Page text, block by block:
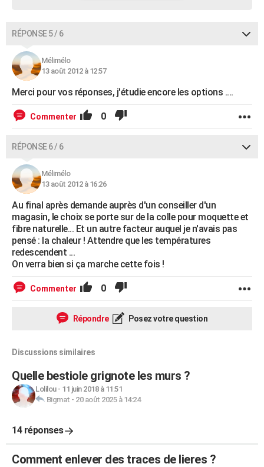
RÉPONSE 5 / 6
Mélimélo
13 août 2012 à 12:57
Merci pour vos réponses, j'étudie encore les options ....
Commenter 0
RÉPONSE 6 / 6
Mélimélo
13 août 2012 à 16:26
Au final après demande auprès d'un conseiller d'un
magasin, le choix se porte sur de la colle pour moquette et
fibre naturelle... Et un autre facteur auquel je n'avais pas
pensé : la chaleur ! Attendre que les températures
redescendent ...
On verra bien si ça marche cette fois !
Commenter 0
Répondre Posez votre question
Discussions similaires
Quelle bestiole grignote les murs ?
Lolilou- 11 juin 2018 à 11:51
Bigmat - 20 août 2025 à 14:24
14 réponses
Comment enlever des traces de lieres ?